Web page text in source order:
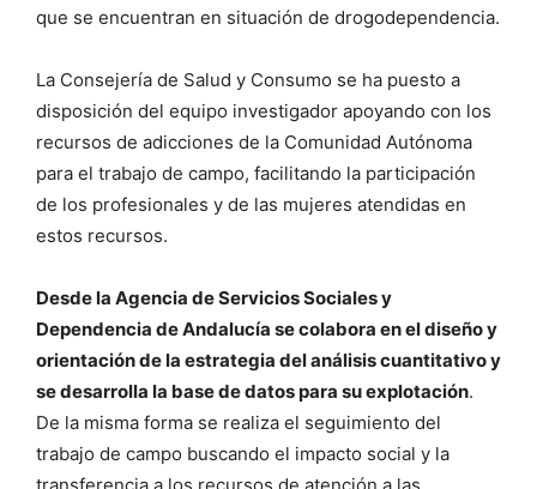
que se encuentran en situación de drogodependencia.
La Consejería de Salud y Consumo se ha puesto a
disposición del equipo investigador apoyando con los
recursos de adicciones de la Comunidad Autónoma
para el trabajo de campo, facilitando la participación
de los profesionales y de las mujeres atendidas en
estos recursos.
Desde la Agencia de Servicios Sociales y
Dependencia de Andalucía se colabora en el diseño y
orientación de la estrategia del análisis cuantitativo y
se desarrolla la base de datos para su explotación.
De la misma forma se realiza el seguimiento del
trabajo de campo buscando el impacto social y la